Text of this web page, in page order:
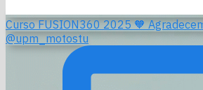
Curso FUSION360 2025 🧡
@upm_motostu